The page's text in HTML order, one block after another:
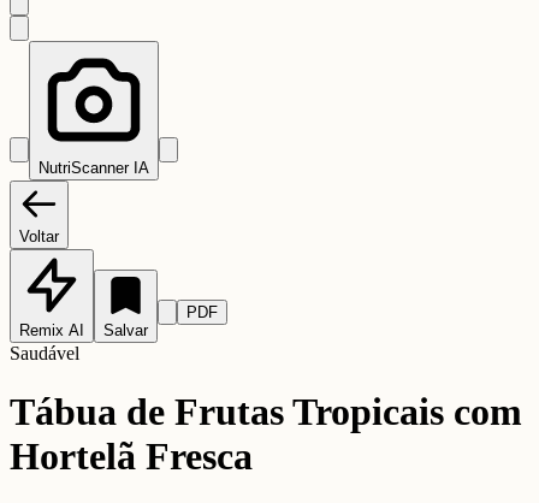
NutriScanner IA
Voltar
Remix AI Salvar
PDF
Saudável
Tábua de Frutas Tropicais com
Hortelã Fresca